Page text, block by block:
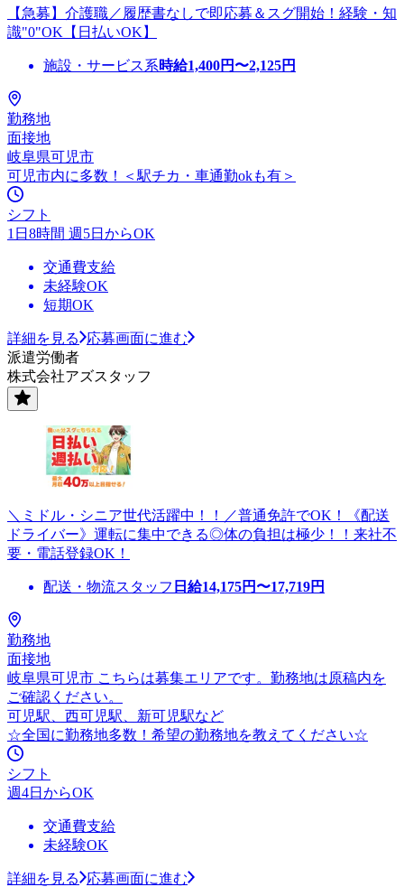
【急募】介護職／履歴書なしで即応募＆スグ開始！経験・知
識"0"OK【日払いOK】
施設・サービス系時給1,400円〜2,125円
勤務地
面接地
岐阜県可児市
可児市内に多数！＜駅チカ・車通勤okも有＞
シフト
1日8時間 週5日からOK
交通費支給
未経験OK
短期OK
詳細を見る
応募画面に進む
派遣労働者
株式会社アズスタッフ
＼ミドル・シニア世代活躍中！！／普通免許でOK！《配送
ドライバー》運転に集中できる◎体の負担は極少！！来社不
要・電話登録OK！
配送・物流スタッフ 日給14,175円〜17,719円
勤務地
面接地
岐阜県可児市 こちらは募集エリアです。勤務地は原稿内を
ご確認ください。
可児駅、西可児駅、新可児駅など
☆全国に勤務地多数！希望の勤務地を教えてください☆
シフト
週4日からOK
交通費支給
未経験OK
詳細を見る
応募画面に進む